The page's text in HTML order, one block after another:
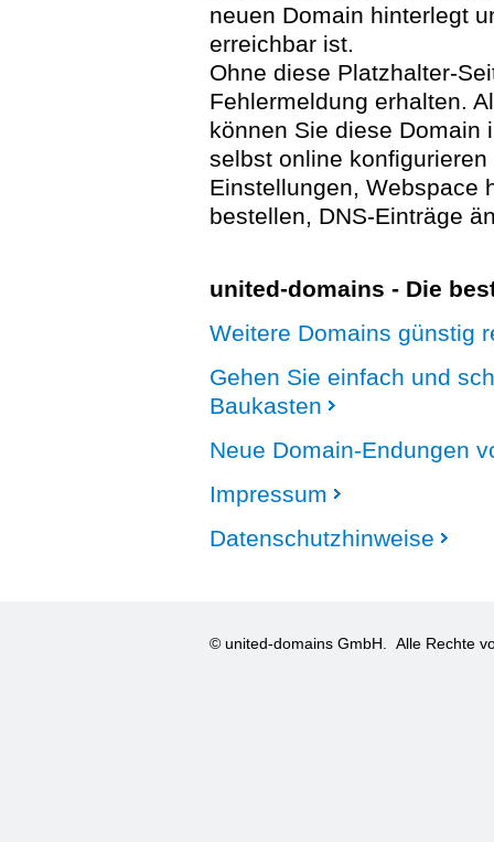
neuen Domain hinterlegt
erreichbar ist.
Ohne diese Platzhalter-
Fehlermeldung erhalten.
können Sie diese Domain
selbst online
Einstellungen, Webspace
bestellen, DNS-Einträge
united-domains - Die
Weitere Domains günstig
Gehen Sie einfach und
Baukasten
Neue Domain-Endungen
Impressum
Datenschutzhinweise
© united-domains GmbH. Alle Rechte